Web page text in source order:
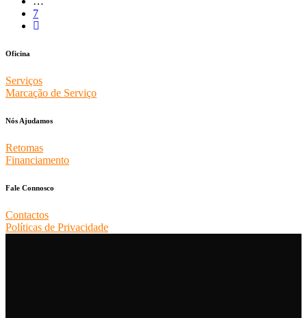
7
Oficina
Serviços
Marcação de Serviço
Nós Ajudamos
Retomas
Financiamento
Fale Connosco
Contactos
Políticas de Privacidade